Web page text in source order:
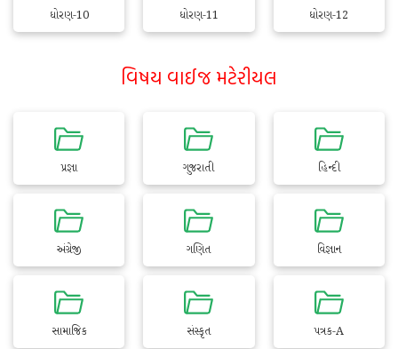
ધોરણ-10 ધોરણ-11 ધોરણ-12
વિષય વાઈજ મટેરીયલ
પ્રજ્ઞા ગુજરાતી હિન્દી
અંગ્રેજી ગણિત વિજ્ઞાન
સામાજિક સંસ્કૃત પત્રક-A